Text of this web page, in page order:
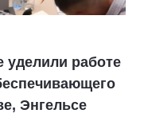
уделили работе
Энгельсе